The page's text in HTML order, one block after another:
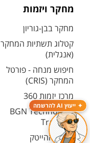
ייעוץ AI להרשמה
מחקר ויזמות
מחקר בבן-גוריון
קטלוג תשתיות המחקר
(אנגלית)
חיפוש מנחה - פורטל
המחקר (CRIS)
מרכז יזמות 360
BGN Technology
Transfer
פארק ההייטק